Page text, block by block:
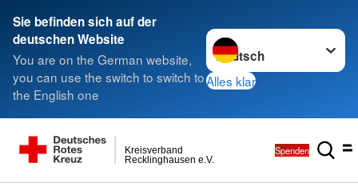
Sie befinden sich auf der
deutschen Website
You are on the German website,
you can use the switch to switch to
the English one
Sprache wechseln zu
Alles klar
Recklinghausen e.V.
Kreisverband Spenden